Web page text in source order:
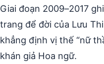
Giai đoạn 2009–2017
trang để đời của Lưu
khẳng định vị thế “nữ
khán giả Hoa ngữ.